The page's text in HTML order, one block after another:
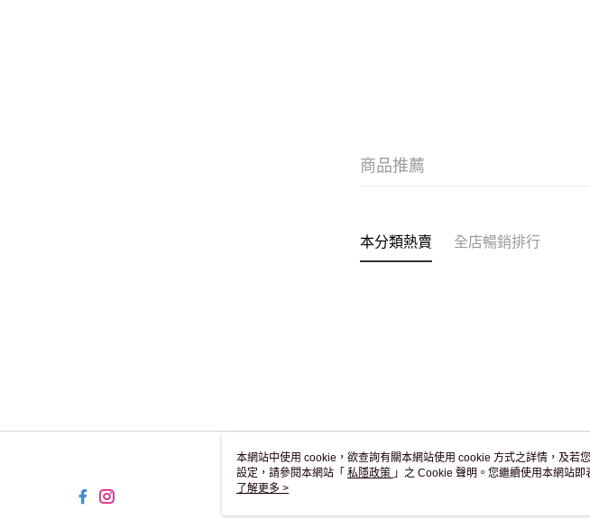
商品推薦
本分類熱賣 全店暢銷排行
關於我們
本網站中使用 cookie，欲查詢有關本網站使用 cookie 方式之詳情，及若
設定，請參閱本網站「 私隱政策 」之 Cookie 聲明。您繼續使用本網站
用 cookie。
了解更多 >